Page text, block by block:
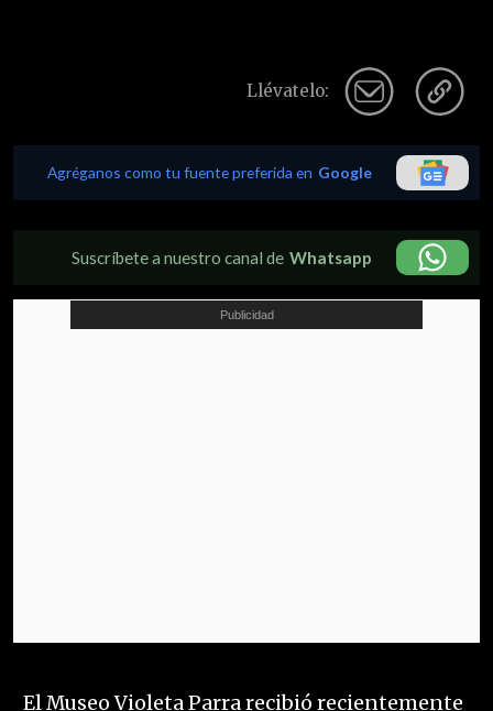
Llévatelo:
Agréganos como tu fuente preferida en Google
Suscríbete a nuestro canal de Whatsapp
El Museo Violeta Parra recibió recientemente